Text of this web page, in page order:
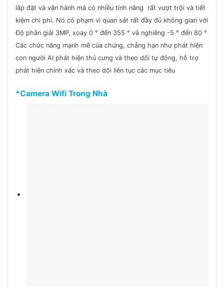
lắp đặt và vận hành mà có nhiều tính năng rất vượt trội và tiết
kiệm chi phí. Nó có phạm vi quan sát rất đầy đủ không gian với
Độ phân giải 3MP, xoay 0 ° đến 355 ° và nghiêng -5 ° đến 80 °
Các chức năng mạnh mẽ của chúng, chẳng hạn như phát hiện
con người AI phát hiện thú cưng và theo dõi tự động, hỗ trợ
phát hiện chính xác và theo dõi liên tục các mục tiêu
*Camera Wifi Trong Nhà